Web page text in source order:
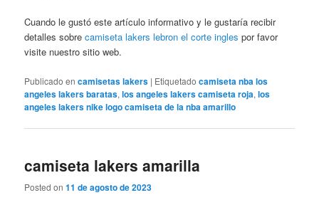
Cuando le gustó este artículo informativo y le gustaría recibir
detalles sobrecamiseta lakers lebron el corte ingles por favor
visite nuestro sitio web.
Publicado en camisetas lakers | Etiquetado camiseta nba los
angeles lakers baratas,los angeles lakers camiseta roja,los
angeles lakers nike logo camiseta de la nba amarillo
camiseta lakers amarilla
Posted on11 de agosto de 2023